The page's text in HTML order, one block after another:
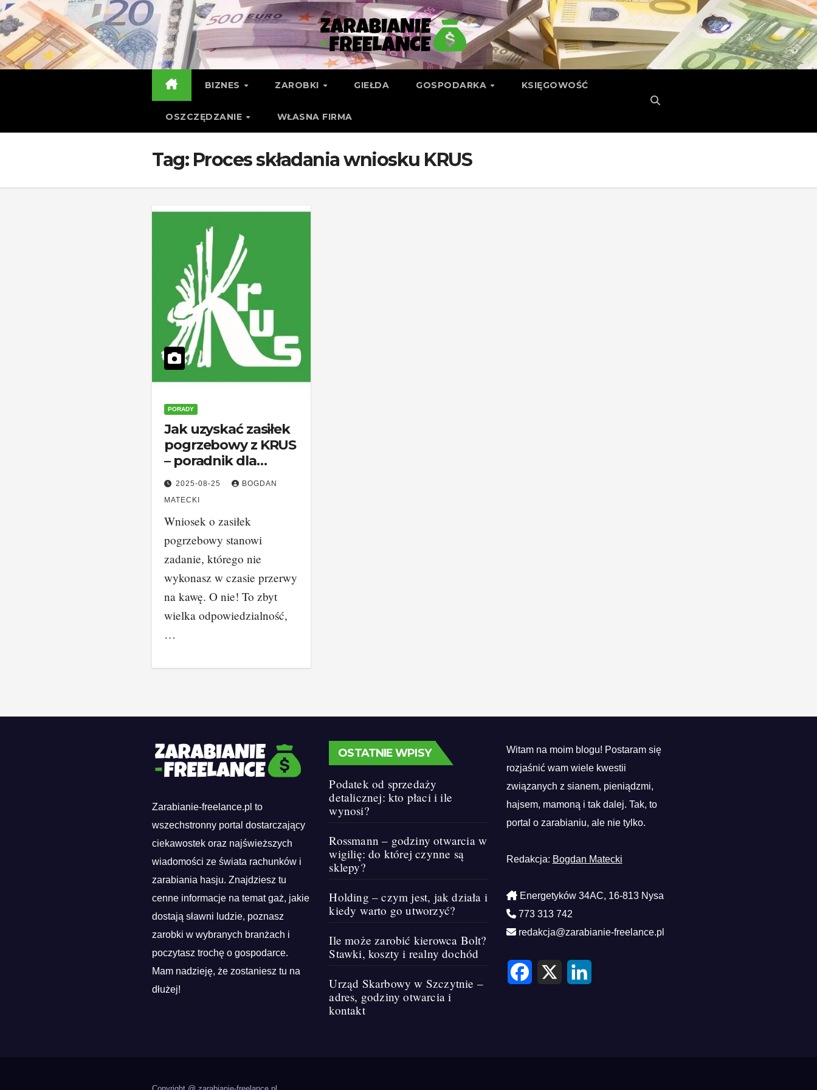
Skip
to
content
BIZNES ZAROBKI GIEŁDA GOSPODARKA KSIĘGOWOŚĆ
OSZCZĘDZANIE WŁASNA FIRMA
Tag: Proces składania wniosku KRUS
PORADY
Jak uzyskać zasiłek
pogrzebowy z KRUS
– poradnik dla
rolników
2025-08-25
BOGDAN
MATECKI
Wniosek o zasiłek
pogrzebowy stanowi
zadanie, którego nie
wykonasz w czasie przerwy
na kawę. O nie! To zbyt
wielka odpowiedzialność,
…
Zarabianie-freelance.pl to
wszechstronny portal dostarczający
ciekawostek oraz najświeższych
wiadomości ze świata rachunków i
zarabiania hasju. Znajdziesz tu
cenne informacje na temat gaż, jakie
dostają sławni ludzie, poznasz
zarobki w wybranych branżach i
poczytasz trochę o gospodarce.
Mam nadzieję, że zostaniesz tu na
dłużej!
OSTATNIE WPISY
Podatek od sprzedaży
detalicznej: kto płaci i ile
wynosi?
Rossmann – godziny otwarcia w
wigilię: do której czynne są
sklepy?
Holding – czym jest, jak działa i
kiedy warto go utworzyć?
Ile może zarobić kierowca Bolt?
Stawki, koszty i realny dochód
Urząd Skarbowy w Szczytnie –
adres, godziny otwarcia i
kontakt
Witam na moim blogu! Postaram się
rozjaśnić wam wiele kwestii
związanych z sianem, pieniądzmi,
hajsem, mamoną i tak dalej. Tak, to
portal o zarabianiu, ale nie tylko.
Redakcja: Bogdan Matecki
Energetyków 34AC, 16-813 Nysa
773 313 742
redakcja@zarabianie-freelance.pl
F
c
X
L
n